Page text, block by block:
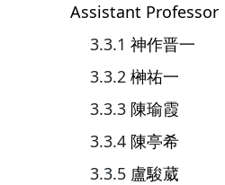
Assistant Professor
神作晋一
榊祐一
陳瑜霞
陳亭希
盧駿葳